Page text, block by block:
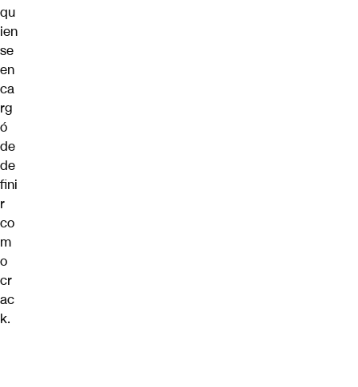
qu
ien
se
en
ca
rg
ó
de
de
fini
r
co
m
o
cr
ac
k.